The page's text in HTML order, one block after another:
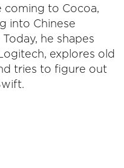
to Cocoa,
into Chinese
he shapes
explores old
tries to figure out